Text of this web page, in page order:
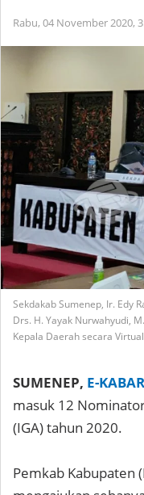
Rabu, 04 November 2020,
Sekdakab Sumenep, Ir. Edy
Drs. H. Yayak Nurwahyudi,
Kepala Daerah secara
SUMENEP, E-
masuk 12
(IGA) tahun 2020.
Pemkab Kabupaten